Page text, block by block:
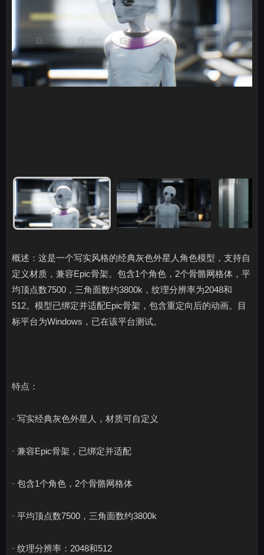
概述：这是一个写实风格的经典灰色外星人角色模型，支持自
定义材质，兼容Epic骨架。包含1个角色，2个骨骼网格体，平
均顶点数7500，三角面数约3800k，纹理分辨率为2048和
512。模型已绑定并适配Epic骨架，包含重定向后的动画。目
标平台为Windows，已在该平台测试。
特点：
· 写实经典灰色外星人，材质可自定义
· 兼容Epic骨架，已绑定并适配
· 包含1个角色，2个骨骼网格体
· 平均顶点数7500，三角面数约3800k
· 纹理分辨率：2048和512